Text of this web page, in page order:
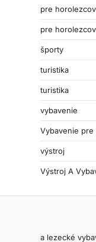
pre horolezcov
pre horolezcov
športy
turistika
turistika
vybavenie
Vybavenie pre
výstroj
Výstroj A
a lezecké